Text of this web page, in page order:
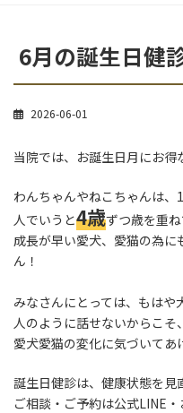
6月の誕生日健
2026-06-01
当院では、お誕生日月にお得
わんちゃんやねこちゃんは、
人でいうと4歳ずつ歳を重ね
成長が早い愛犬、愛猫の為
ん！
みなさんにとっては、もはや
人のように話せないからこそ
愛犬愛猫の変化に気づいてあ
誕生日健診は、健康状態を見
ご相談・ご予約は公式LINE